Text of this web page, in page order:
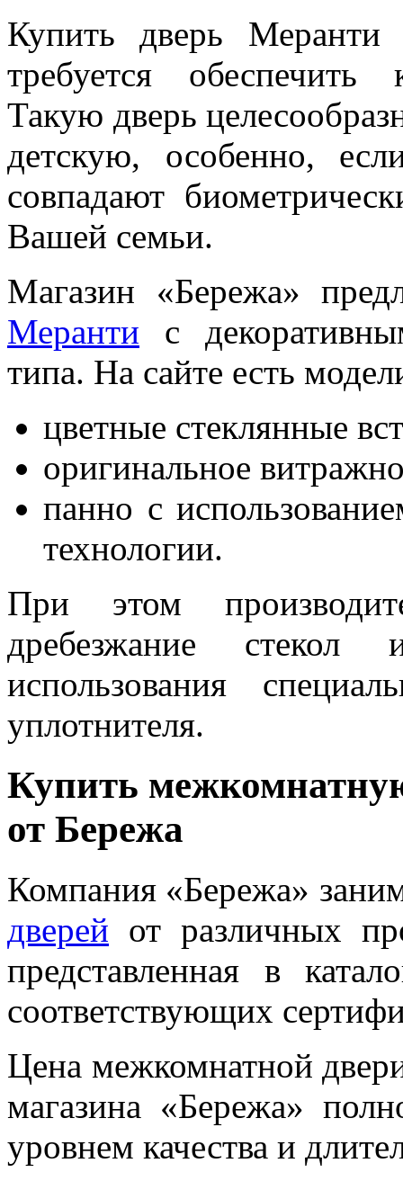
Купить дверь Меранти
требуется обеспечить
Такую дверь
детскую, особенно,
совпадают
Вашей семьи.
Магазин «Бережа»
Меранти с
типа. На сайте есть
цветные стеклянные
оригинальное
панно с
технологии.
При этом
дребезжание
использования
уплотнителя.
Купить
от Бережа
Компания «Бережа»
дверей от различных
представленная в
соответствующих
Цена межкомнатной
магазина «Бережа»
уровнем качества и